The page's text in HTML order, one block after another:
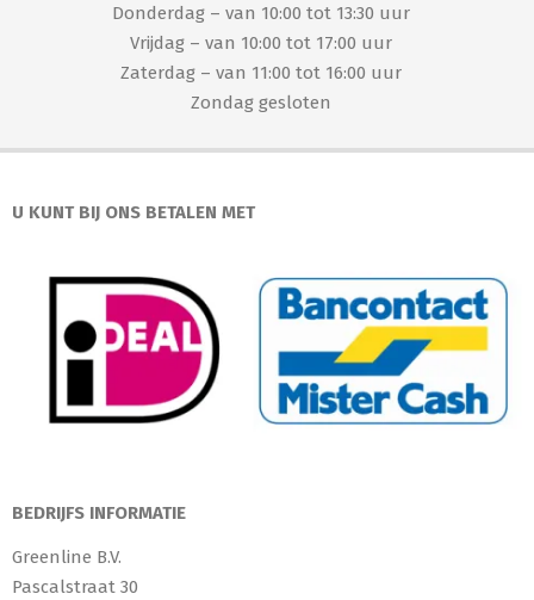
Donderdag – van 10:00 tot 13:30 uur
Vrijdag – van 10:00 tot 17:00 uur
Zaterdag – van 11:00 tot 16:00 uur
Zondag gesloten
U KUNT BIJ ONS BETALEN MET
BEDRIJFS INFORMATIE
Greenline B.V.
Pascalstraat 30